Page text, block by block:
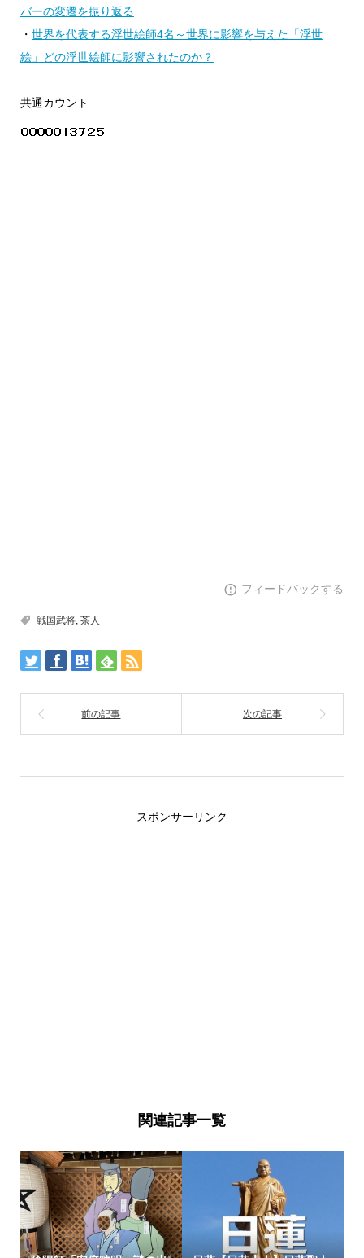
バーの変遷を振り返る
・ 世界を代表する浮世絵師4名～世界に影響を与えた「浮世
絵」どの浮世絵師に影響されたのか？
共通カウント
フィードバックする
戦国武将, 茶人
スポンサーリンク
関連記事一覧